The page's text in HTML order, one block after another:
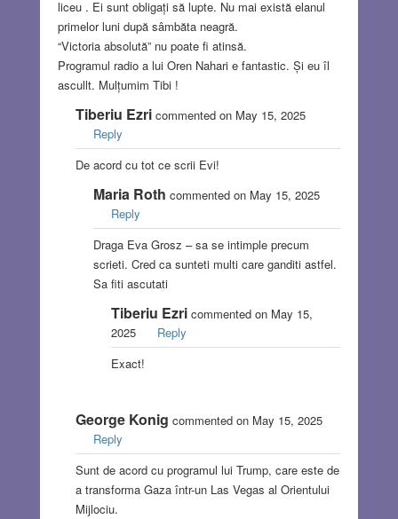
liceu . Ei sunt obligați să lupte. Nu mai există elanul
primelor luni după sâmbăta neagră.
“Victoria absolută” nu poate fi atinsă.
Programul radio a lui Oren Nahari e fantastic. Și eu îl
ascullt. Mulțumim Tibi !
Tiberiu Ezricommented on May 15, 2025
Reply
De acord cu tot ce scrii Evi!
Maria Roth commented on May 15, 2025
Reply
Draga Eva Grosz – sa se intimple precum
scrieti. Cred ca sunteti multi care ganditi astfel.
Sa fiti ascutati
Tiberiu Ezricommented on May 15,
2025
Reply
Exact!
George Konig commented on May 15, 2025
Reply
Sunt de acord cu programul lui Trump, care este de
a transforma Gaza într-un Las Vegas al Orientului
Mijlociu.